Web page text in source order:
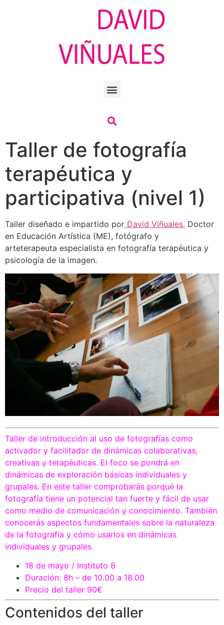
Taller de fotografía
terapéutica y
participativa (nivel 1)
Taller diseñado e impartido por David Viñuales, Doctor
en Educación Artística (ME), fotógrafo y
arteterapeuta especialista en fotografía terapéutica y
psicología de la imagen.
Taller de introducción al uso de fotografías como
activador y facilitador de dinámicas colaborativas,
creativas y terapéuticas. El foco se pondrá en
dinámicas de exploración básicas individuales y
grupales. En este taller comprobarás porqué la
fotografía tiene un potencial tan fuerte y fácil de usar
como medio de comunicación y conocimiento. También
conocerás aspectos fundamentales sobre la naturaleza
de la fotografía y cómo usarlos en dinámicas
individuales y grupales.
18 de mayo / Instituto 8
Duración: 8h – de 10.00 a 18.00
Precio del taller 90€
Contenidos del taller